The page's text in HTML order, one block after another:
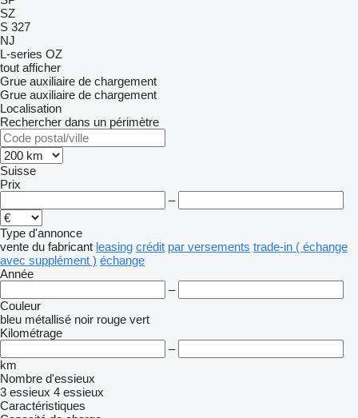
SZ
S 327
NJ
L-series OZ
tout afficher
Grue auxiliaire de chargement
Grue auxiliaire de chargement
Localisation
Rechercher dans un périmètre
Suisse
Prix
–
Type d'annonce
vente du fabricant leasing crédit par versements trade-in ( échange
avec supplément ) échange
Année
–
Couleur
bleu métallisé noir rouge vert
Kilométrage
–
km
Nombre d'essieux
3 essieux 4 essieux
Caractéristiques